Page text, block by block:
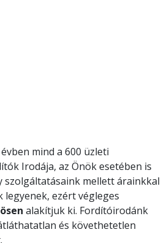
mind a 600 üzleti
Irodája, az Önök esetében is
szolgáltatásaink mellett árainkkal
legyenek, ezért végleges
alakítjuk ki. Fordítóirodánk
és követhetetlen